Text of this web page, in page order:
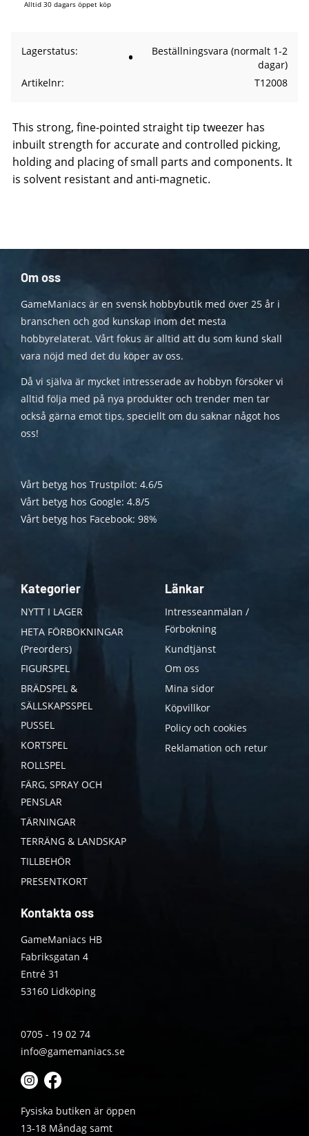
Alltid 30 dagars öppet köp
Lagerstatus
Beställningsvara (normalt 1-2
dagar)
Artikelnr
T12008
This strong, fine-pointed straight tip tweezer has
inbuilt strength for accurate and controlled picking,
holding and placing of small parts and components. It
is solvent resistant and anti-magnetic.
Om oss
GameManiacs är en svensk hobbybutik med över 25 år i
branschen och god kunskap inom det mesta
hobbyrelaterat. Vårt fokus är alltid att du som kund skall
vara nöjd med det du köper av oss.
Då vi själva är mycket intresserade av hobbyn försöker vi
alltid följa med på nya produkter och trender men tar
också gärna emot tips, speciellt om du saknar något hos
oss!
Vårt betyg hos Trustpilot: 4.6/5
Vårt betyg hos Google: 4.8/5
Vårt betyg hos Facebook: 98%
Kategorier
NYTT I LAGER
HETA FÖRBOKNINGAR
(Preorders)
FIGURSPEL
BRÄDSPEL &
SÄLLSKAPSSPEL
PUSSEL
KORTSPEL
ROLLSPEL
FÄRG, SPRAY OCH
PENSLAR
TÄRNINGAR
TERRÄNG & LANDSKAP
TILLBEHÖR
PRESENTKORT
Länkar
Intresseanmälan /
Förbokning
Kundtjänst
Om oss
Mina sidor
Köpvillkor
Policy och cookies
Reklamation och retur
Kontakta oss
GameManiacs HB
Fabriksgatan 4
Entré 31
53160 Lidköping
0705 - 19 02 74
info@gamemaniacs.se
Fysiska butiken är öppen
13-18 Måndag samt